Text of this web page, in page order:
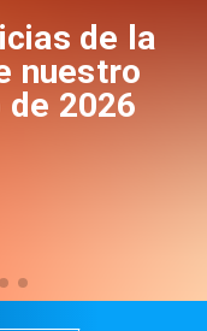
de la
nuestro
2026